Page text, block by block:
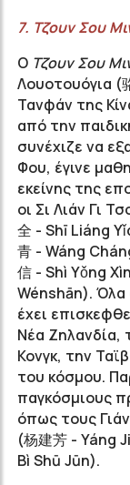
7. ΤζουνΣου
Ο Τζουν Σου
Λουοτουόγια (
Τανφάν της
από την
συνέχιζε να
Φου, έγινε
εκείνης της
οι Σι Λιάν Γι
全 - Shī Liáng
青 - Wáng
信 - Shì Yǒng
Wénshān). Όλα
έχει
Νέα Ζηλανδία,
Κονγκ, την
του κόσμου.
παγκόσμιους
όπως τους
(杨建芳 - Yáng
Bì Shū Jūn).